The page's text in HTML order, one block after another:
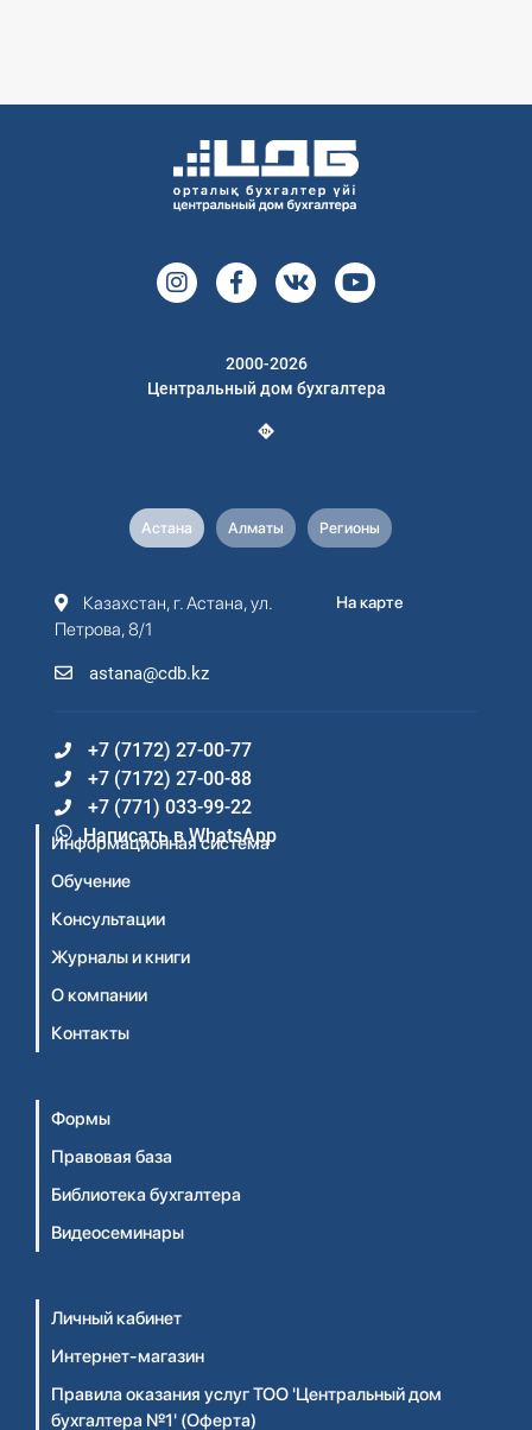
2000-2026
Центральный дом бухгалтера
Астана Алматы Регионы
Казахстан, г. Астана, ул.
Петрова, 8/1
astana@cdb.kz
На карте
+7 (7172) 27-00-77
+7 (7172) 27-00-88
+7 (771) 033-99-22
Написать в WhatsApp
Информационная система
Обучение
Консультации
Журналы и книги
О компании
Контакты
Формы
Правовая база
Библиотека бухгалтера
Видеосеминары
Личный кабинет
Интернет-магазин
Правила оказания услуг ТОО 'Центральный дом
бухгалтера №1' (Оферта)